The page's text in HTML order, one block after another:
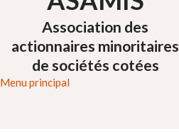
Association des
actionnaires minoritaires
de sociétés cotées
Menu principal